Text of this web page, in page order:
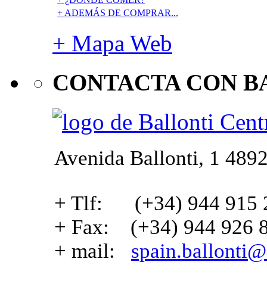
+ ADEMÁS DE COMPRAR...
+ Mapa Web
CONTACTA CON
Avenida Ballonti, 1
+ Tlf: (+34) 944 915
+ Fax: (+34) 944 926
+ mail: